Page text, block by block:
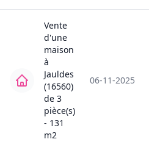
Vente
d'une
maison
à
Jauldes
(16560)
de 3
pièce(s)
- 131
m2
06-11-2025